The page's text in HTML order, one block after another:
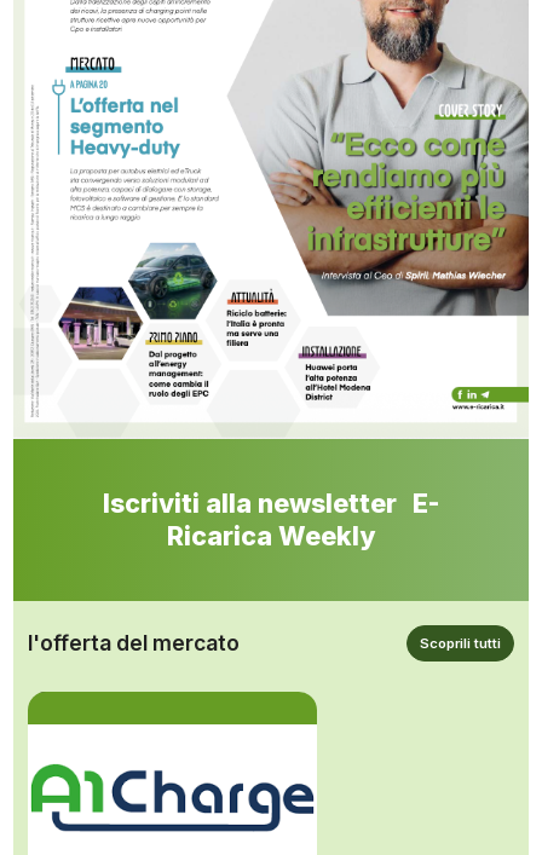
Iscriviti alla newsletter E-
Ricarica Weekly
l'offerta del mercato Scoprili tutti